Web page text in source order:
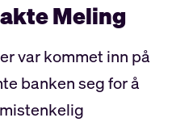
Meling
var kommet inn på
banken seg for å